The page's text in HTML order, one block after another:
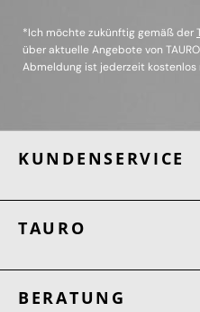
*Ich möchte zukünftig gemäß der
über aktuelle Angebote von
Abmeldung ist jederzeit kostenlos
KUNDENSERVICE
TAURO
BERATUNG